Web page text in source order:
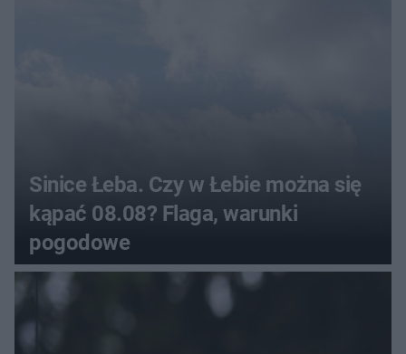
Sinice Łeba. Czy w Łebie można się
kąpać 08.08? Flaga, warunki
pogodowe